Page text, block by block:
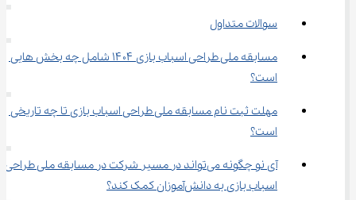
سوالات متداول
مسابقه ملی طراحی اسباب ‌بازی ۱۴۰۴ شامل چه بخش‌ هایی
است؟
مهلت ثبت‌ نام مسابقه ملی طراحی اسباب ‌بازی تا چه تاریخی
است؟
آی نو چگونه می‌تواند در مسیر شرکت در مسابقه ملی طراحی
اسباب ‌بازی به دانش‌آموزان کمک کند؟